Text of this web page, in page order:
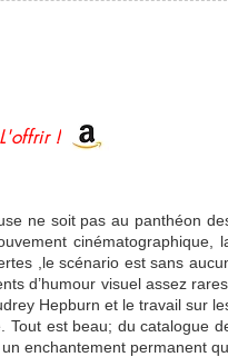
!
ne soit pas au panthéon
cinématographique,
,le scénario est sans
d’humour visuel assez rares.
Hepburn et le travail sur
Tout est beau; du catalogue
enchantement permanent